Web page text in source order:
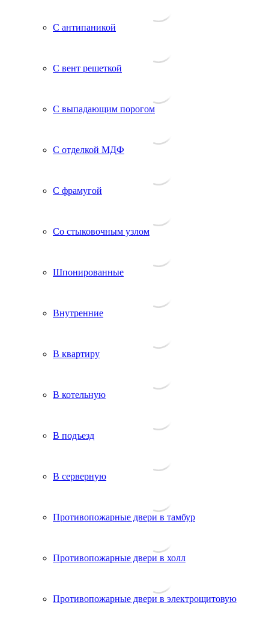
С антипаникой
С вент решеткой
С выпадающим порогом
С отделкой МДФ
С фрамугой
Со стыковочным узлом
Шпонированные
Внутренние
В квартиру
В котельную
В подъезд
В серверную
Противопожарные двери в тамбур
Противопожарные двери в холл
Противопожарные двери в электрощитовую